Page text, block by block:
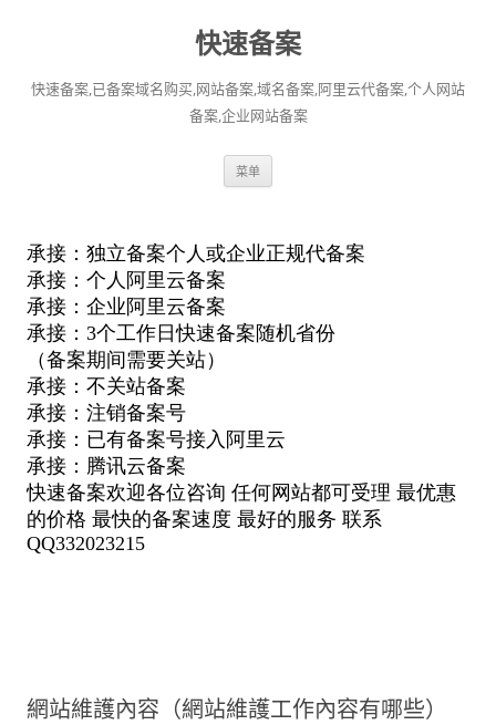
快速备案
快速备案,已备案域名购买,网站备案,域名备案,阿里云代备案,个人网站
备案,企业网站备案
菜单
網站維護內容（網站維護工作內容有哪些）